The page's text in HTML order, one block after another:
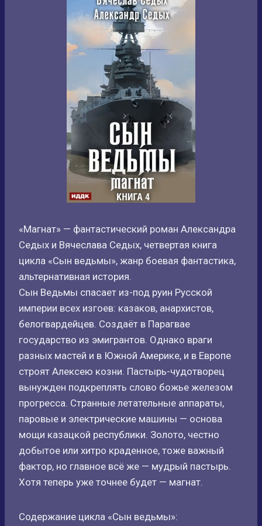
«Магнат» — фантастический роман Александра
Седых и Вячеслава Седых, четвертая книга
цикла «Сын ведьмы», жанр боевая фантастика,
альтернативная история.
Сын Ведьмы спасает из-под руин Русской
империи всех изгоев: казаков, анархистов,
белогвардейцев. Создаёт в Парагвае
государство из эмигрантов. Однако враги
разных мастей и в Южной Америке, и в Европе
строят Алексею козни. Пастырь-чудотворец
вынужден подкреплять слово божье железом
прогресса. Странные летательные аппараты,
паровые и электрические машины — основа
мощи казацкой республики. Золото, честно
добытое или хитро краденное, тоже важный
фактор, но главное всё же — мудрый пастырь.
Хотя теперь уже точнее будет — магнат.
Содержание цикла «Сын ведьмы»: